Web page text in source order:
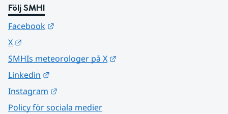
Följ SMHI
Facebook
X
SMHIs meteorologer på X
Linkedin
Instagram
Policy för sociala medier